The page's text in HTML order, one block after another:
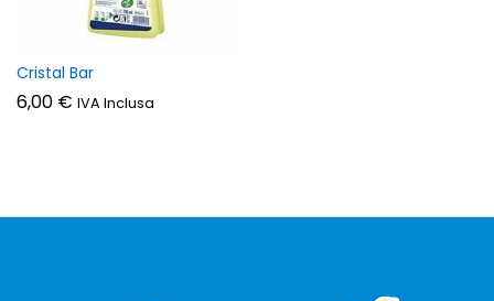
Cristal Bar
6,00 € IVA Inclusa